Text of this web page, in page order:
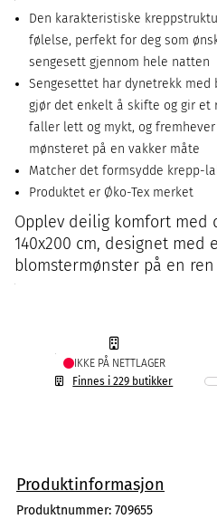
Den karakteristiske
følelse, perfekt for deg som
sengesett gjennom hele natten
Sengesettet har dynetrekk med
gjør det enkelt å skifte og gir et
faller lett og mykt, og
mønsteret på en vakker måte
Matcher det formsydde krepp-
Produktet er Øko-Tex merket
Opplev deilig komfort med
140x200 cm, designet med
blomstermønster på en
IKKE PÅ NETTLAGER
Finnes i 229 butikker
Produktinformasjon
Produktnummer: 709655